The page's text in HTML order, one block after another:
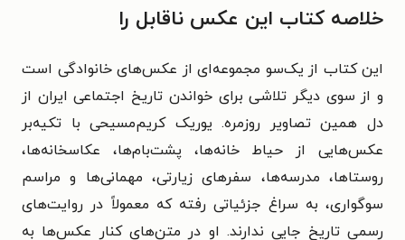
خلاصه کتاب این عکس ناقابل را
این کتاب از یک‌سو مجموعه‌ای از عکس‌های خانوادگی است
و از سوی دیگر تلاشی برای خواندن تاریخ اجتماعی ایران از
دل همین تصاویر روزمره. یوریک کریم‌مسیحی با تکیه‌بر
عکس‌هایی از حیاط خانه‌ها، پشت‌بام‌ها، عکاسخانه‌ها،
روستاها، مدرسه‌ها، سفرهای زیارتی، مهمانی‌ها و مراسم
سوگواری، به سراغ جزئیاتی رفته که معمولاً در روایت‌های
رسمی تاریخ جایی ندارند. او در متن‌های کنار عکس‌ها به